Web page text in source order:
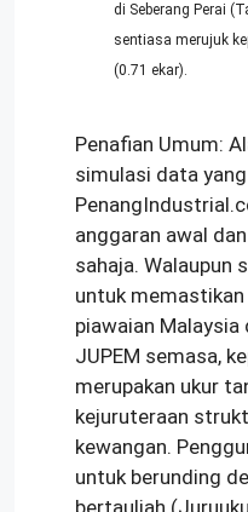
di Seberang Perai
sentiasa merujuk
(0.71 ekar).
Penafian Umum:
simulasi data
anggaran awal
sahaja. Walaupun
untuk
piawaian Malaysia
JUPEM semasa,
merupakan ukur
kejuruteraan
kewangan.
untuk berunding
bertauliah